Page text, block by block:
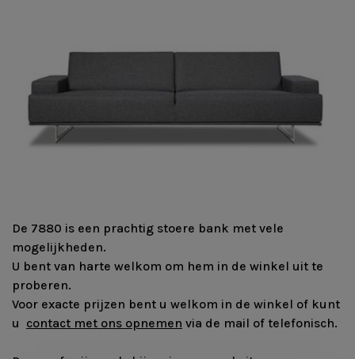
De 7880 is een prachtig stoere bank met vele
mogelijkheden.
U bent van harte welkom om hem in de winkel uit te
proberen.
Voor exacte prijzen bent u welkom in de winkel of kunt
u contact met ons opnemen via de mail of telefonisch.